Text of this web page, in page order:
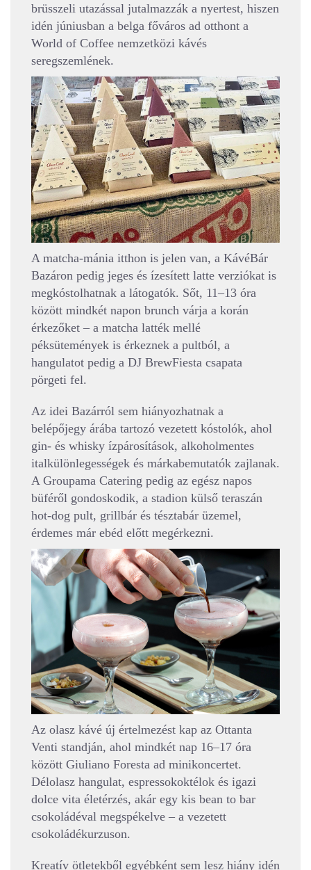
brüsszeli utazással jutalmazzák a nyertest, hiszen
idén júniusban a belga főváros ad otthont a
World of Coffee nemzetközi kávés
seregszemlének.
A matcha-mánia itthon is jelen van, a KávéBár
Bazáron pedig jeges és ízesített latte verziókat is
megkóstolhatnak a látogatók. Sőt, 11–13 óra
között mindkét napon brunch várja a korán
érkezőket – a matcha latték mellé
péksütemények is érkeznek a pultból, a
hangulatot pedig a DJ BrewFiesta csapata
pörgeti fel.
Az idei Bazárról sem hiányozhatnak a
belépőjegy árába tartozó vezetett kóstolók, ahol
gin- és whisky ízpárosítások, alkoholmentes
italkülönlegességek és márkabemutatók zajlanak.
A Groupama Catering pedig az egész napos
büféről gondoskodik, a stadion külső teraszán
hot-dog pult, grillbár és tésztabár üzemel,
érdemes már ebéd előtt megérkezni.
Az olasz kávé új értelmezést kap az Ottanta
Venti standján, ahol mindkét nap 16–17 óra
között Giuliano Foresta ad minikoncertet.
Délolasz hangulat, espressokoktélok és igazi
dolce vita életérzés, akár egy kis bean to bar
csokoládéval megspékelve – a vezetett
csokoládékurzuson.
Kreatív ötletekből egyébként sem lesz hiány idén